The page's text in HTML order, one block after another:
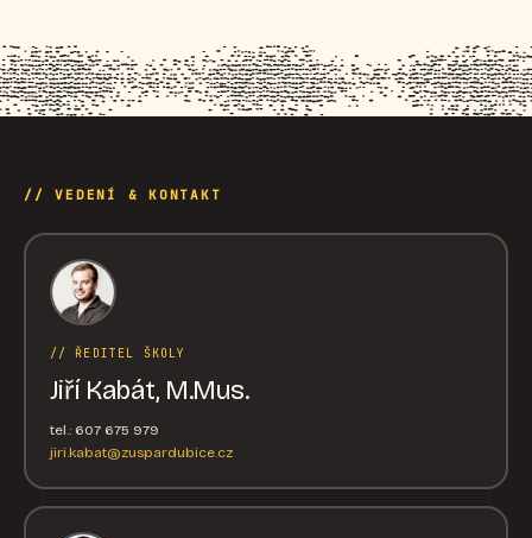
// VEDENÍ & KONTAKT
// ŘEDITEL ŠKOLY
Jiří Kabát, M.Mus.
tel.: 607 675 979
jiri.kabat@zuspardubice.cz